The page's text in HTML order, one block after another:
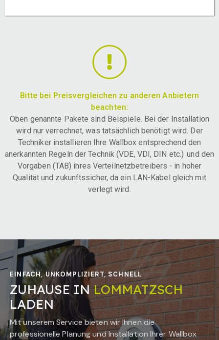
Bitte bei Preisvergleichen zu anderen Anbietern
beachten:
Oben genannte Pakete sind Beispiele. Bei der Installation
wird nur verrechnet, was tatsächlich benötigt wird. Der
Techniker installieren Ihre Wallbox entsprechend den
anerkannten Regeln der Technik (VDE, VDI, DIN etc.) und den
Vorgaben (TAB) ihres Verteilnetzbetreibers - in hoher
Qualität und zukunftssicher, da ein LAN-Kabel gleich mit
verlegt wird.
EINFACH, UNKOMPLIZIERT, SCHNELL
ZUHAUSE INLOMMATZSCH
LADEN
Mit unserem Service bieten wir Ihnen die
professionelle Planung und Installation Ihrer Wallbox